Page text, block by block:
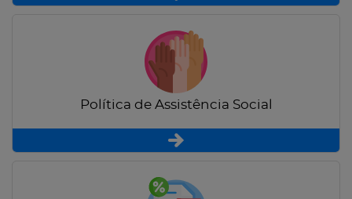
Política de Assistência Social